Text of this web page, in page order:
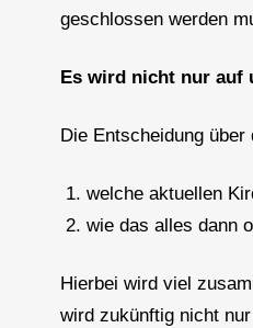
geschlossen werden
Es wird nicht nur auf
Die Entscheidung
welche aktuellen
wie das alles dann
Hierbei wird viel
wird zukünftig nicht